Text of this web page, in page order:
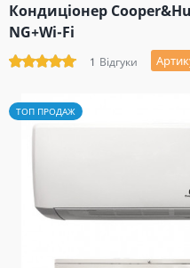
Кондиціонер
NG+Wi-Fi
1 Відгуки
ТОП ПРОДАЖ